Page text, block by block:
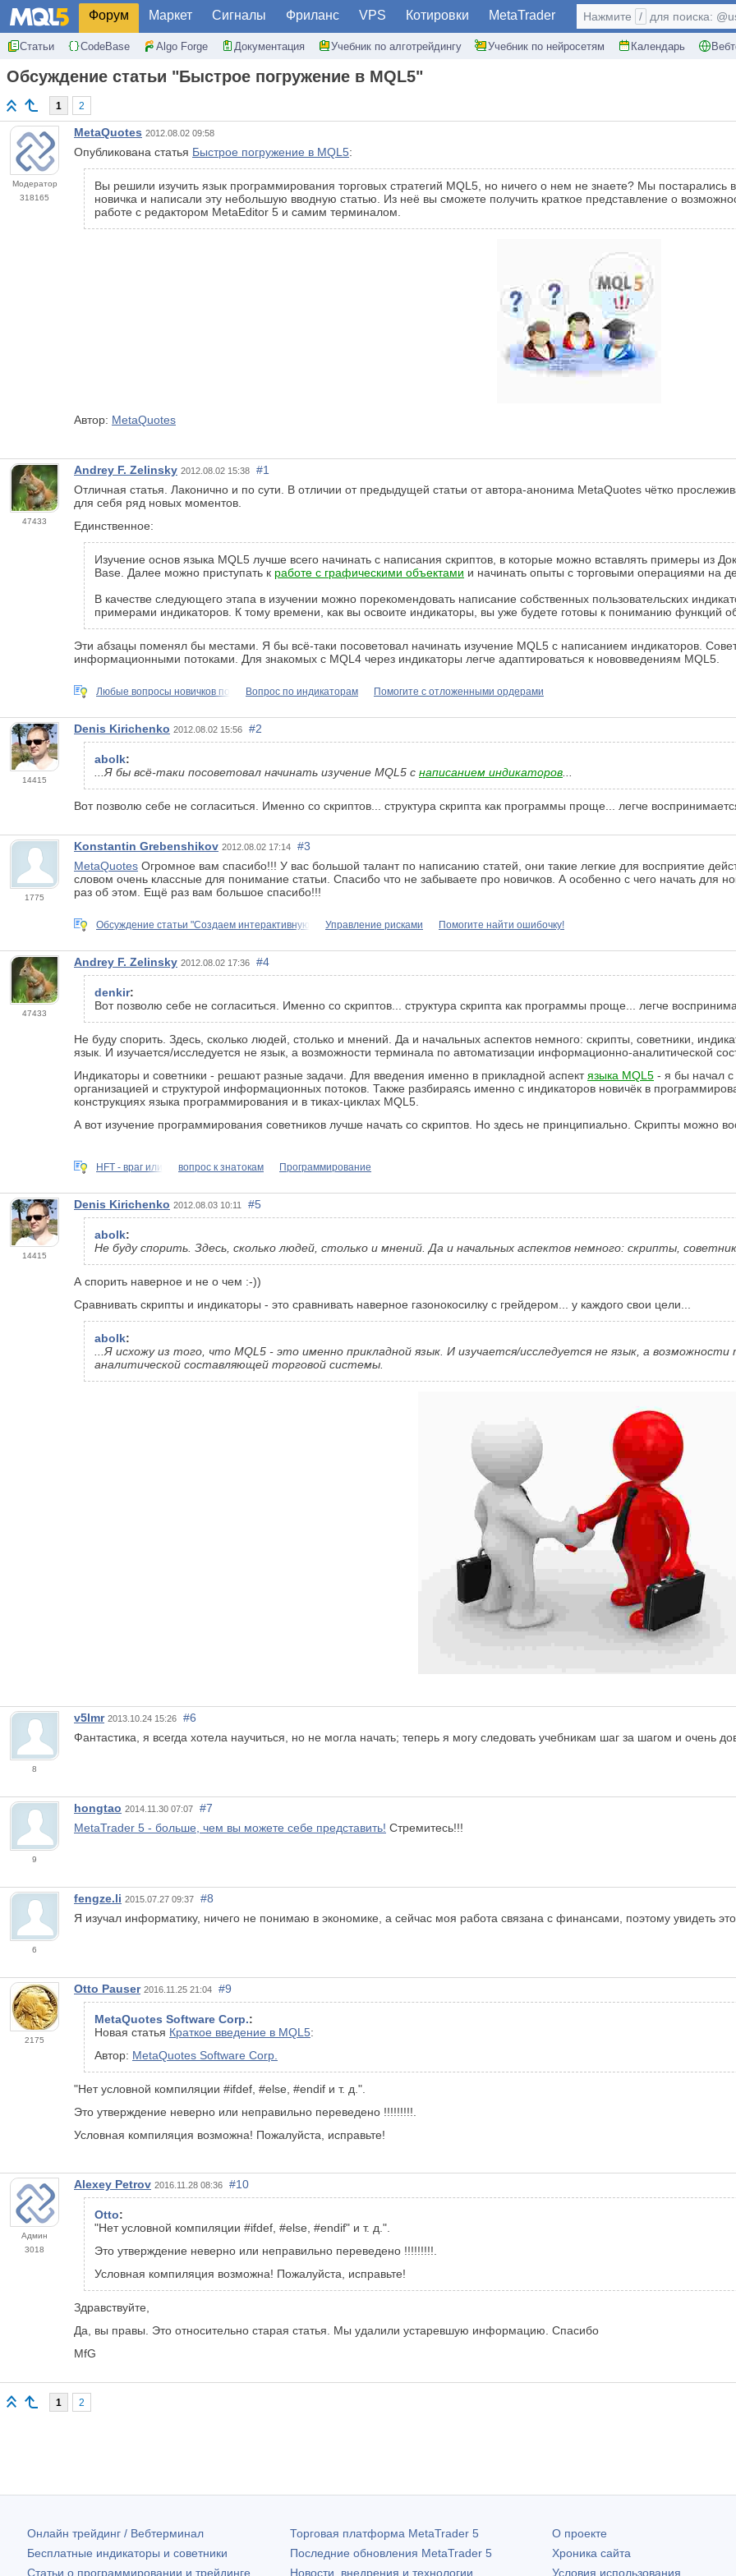
Форум Маркет Сигналы Фриланс VPS Котировки MetaTrader
Статьи CodeBase Algo Forge Документация Учебник по алготрейдингу Учебник по нейросетям Календарь
Нажмите / для поиска:
Обсуждение статьи "Быстрое погружение в MQL5"
1 2
Модератор
318165
MetaQuotes 2012.08.02 09:58
Опубликована статья Быстрое погружение в MQL5:
Вы решили изучить язык программирования торговых стратегий MQL5, но ничего о нем не знаете? Мы постарались
новичка и написали эту небольшую вводную статью. Из неё вы сможете получить краткое представление о
работе с редактором MetaEditor 5 и самим терминалом.
Автор: MetaQuotes
47433
Andrey F. Zelinsky 2012.08.02 15:38
#1
Отличная статья. Лаконично и по сути. В отличии от предыдущей статьи от автора-анонима MetaQuotes чётко
для себя ряд новых моментов.
Единственное:
Изучение основ языка MQL5 лучше всего начинать с написания скриптов, в которые можно вставлять примеры из
Вase. Далее можно приступать к работе с графическими объектами и начинать опыты с торговыми операциями на
В качестве следующего этапа в изучении можно порекомендовать написание собственных пользовательских
примерами индикаторов. К тому времени, как вы освоите индикаторы, вы уже будете готовы к пониманию функций
Эти абзацы поменял бы местами. Я бы всё-таки посоветовал начинать изучение MQL5 с написанием индикаторов.
информационными потоками. Для знакомых с MQL4 через индикаторы легче адаптироваться к нововведениям MQL5.
Любые вопросы новичков по Вопрос по индикаторам Помогите с отложенными ордерами
14415
Denis Kirichenko 2012.08.02 15:56 #2
abolk:
...Я бы всё-таки посоветовал начинать изучение MQL5 с написанием индикаторов...
Вот позволю себе не согласиться. Именно со скриптов... структура скрипта как программы проще... легче
1775
Konstantin Grebenshikov 2012.08.02 17:14
#3
MetaQuotes Огромное вам спасибо!!! У вас большой талант по написанию статей, они такие легкие для восприятие
словом очень классные для понимание статьи. Спасибо что не забываете про новичков. А особенно с чего начать для
раз об этом. Ещё раз вам большое спасибо!!!
Обсуждение статьи "Создаем интерактивную Управление рисками Помогите найти ошибочку!
47433
Andrey F. Zelinsky 2012.08.02 17:36 #4
denkir:
Вот позволю себе не согласиться. Именно со скриптов... структура скрипта как программы проще... легче
Не буду спорить. Здесь, сколько людей, столько и мнений. Да и начальных аспектов немного: скрипты, советники,
язык. И изучается/исследуется не язык, а возможности терминала по автоматизации информационно-аналитической
Индикаторы и советники - решают разные задачи. Для введения именно в прикладной аспектязыка MQL5 - я бы начал с
организацией и структурой информационных потоков. Также разбираясь именно с индикаторов новичёк в
конструкциях языка программирования и в тиках-циклах MQL5.
А вот изучение программирования советников лучше начать со скриптов. Но здесь не принципиально. Скрипты можно
HFT - враг или вопрос к знатокам Программирование
14415
Denis Kirichenko 2012.08.03 10:11 #5
abolk:
Не буду спорить. Здесь, сколько людей, столько и мнений. Да и начальных аспектов немного: скрипты,
А спорить наверное и не о чем :-))
Сравнивать скрипты и индикаторы - это сравнивать наверное газонокосилку с грейдером... у каждого свои цели...
abolk:
...Я исхожу из того, что MQL5 - это именно прикладной язык. И изучается/исследуется не язык, а
аналитической составляющей торговой системы.
8
v5lmr 2013.10.24 15:26
#6
Фантастика, я всегда хотела научиться, но не могла начать; теперь я могу следовать учебникам шаг за шагом и очень
9
hongtao 2014.11.30 07:07
#7
MetaTrader 5 - больше, чем вы можете себе представить! Стремитесь!!!
6
fengze.li 2015.07.27 09:37
#8
Я изучал информатику, ничего не понимаю в экономике, а сейчас моя работа связана с финансами, поэтому увидеть
2175
Otto Pauser 2016.11.25 21:04 #9
MetaQuotes Software Corp.:
Новая статья Краткое введение в MQL5:
Автор: MetaQuotes Software Corp.
"Нет условной компиляции #ifdef, #else, #endif и т. д.".
Это утверждение неверно или неправильно переведено !!!!!!!!!.
Условная компиляция возможна! Пожалуйста, исправьте!
Админ
3018
Alexey Petrov 2016.11.28 08:36 #10
Otto:
"Нет условной компиляции #ifdef, #else, #endif" и т. д.".
Это утверждение неверно или неправильно переведено !!!!!!!!!.
Условная компиляция возможна! Пожалуйста, исправьте!
Здравствуйте,
Да, вы правы. Это относительно старая статья. Мы удалили устаревшую информацию. Спасибо
MfG
1 2
Онлайн трейдинг / Вебтерминал
Бесплатные индикаторы и советники
Статьи о программировании и трейдинге
Торговая платформа MetaTrader 5
Последние обновления MetaTrader 5
Новости, внедрения и технологии
О проекте
Хроника сайта
Условия использования